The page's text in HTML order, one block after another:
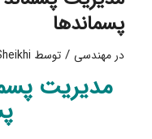
پسماندها
در مهندسی / توسط
مدیریت